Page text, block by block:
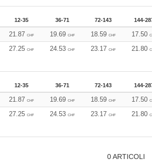
12-35 36-71 72-143 144-
21.87CHF 19.69CHF 18.59CHF 17.50
27.25CHF 24.53CHF 23.17CHF 21.80
12-35 36-71 72-143 144-
21.87CHF 19.69CHF 18.59CHF 17.50
27.25CHF 24.53CHF 23.17CHF 21.80
0ARTICOLI